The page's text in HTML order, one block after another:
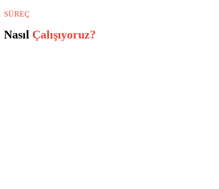
SÜREÇ
Nasıl Çalışıyoruz?